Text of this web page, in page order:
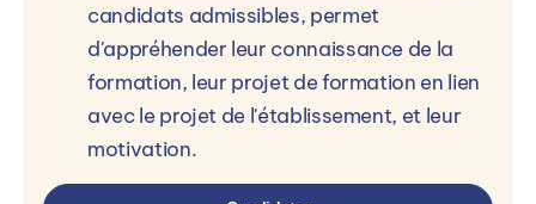
candidats admissibles, permet
d'appréhender leur connaissance de la
formation, leur projet de formation en lien
avec le projet de l'établissement, et leur
motivation.